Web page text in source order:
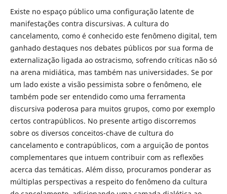
Existe no espaço público uma configuração latente de
manifestações contra discursivas. A cultura do
cancelamento, como é conhecido este fenômeno digital, tem
ganhado destaques nos debates públicos por sua forma de
externalização ligada ao ostracismo, sofrendo críticas não só
na arena midiática, mas também nas universidades. Se por
um lado existe a visão pessimista sobre o fenômeno, ele
também pode ser entendido como uma ferramenta
discursiva poderosa para muitos grupos, como por exemplo
certos contrapúblicos. No presente artigo discorremos
sobre os diversos conceitos-chave de cultura do
cancelamento e contrapúblicos, com a arguição de pontos
complementares que intuem contribuir com as reflexões
acerca das temáticas. Além disso, procuramos ponderar as
múltiplas perspectivas a respeito do fenômeno da cultura